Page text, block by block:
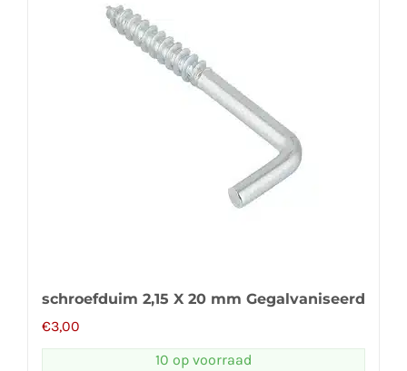
schroefduim 2,15 X 20 mm Gegalvaniseerd
€3,00
10 op voorraad